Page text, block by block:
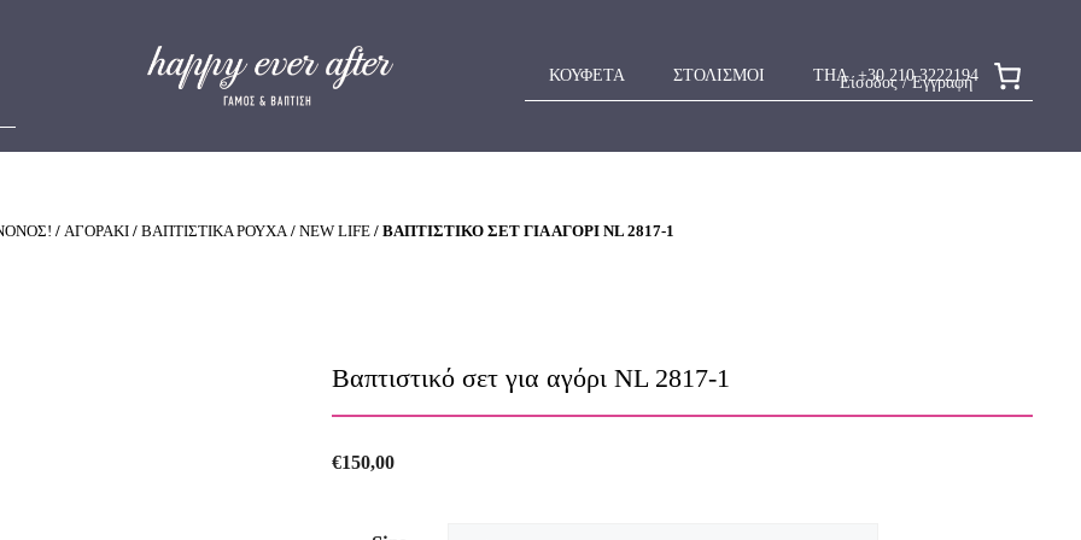
Είσοδος / Εγγραφή
ΚΟΥΦΕΤΑ ΣΤΟΛΙΣΜΟΙ ΤΗΛ. +30 210 3222194
/ ΑΓΟΡΑΚΙ / ΒΑΠΤΙΣΤΙΚΑ ΡΟΥΧΑ/ NEW LIFE / ΒΑΠΤΙΣΤΙΚΌ ΣΕΤ ΓΙΑ ΑΓΌΡΙ NL 2817-1
Βαπτιστικό σετ για αγόρι NL 2817-1
€150,00